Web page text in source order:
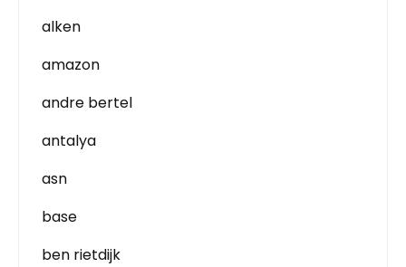
alken
amazon
andre bertel
antalya
asn
base
ben rietdijk